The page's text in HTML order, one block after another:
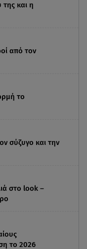
και η
από τον
το
σύζυγο και την
στο look –
το 2026